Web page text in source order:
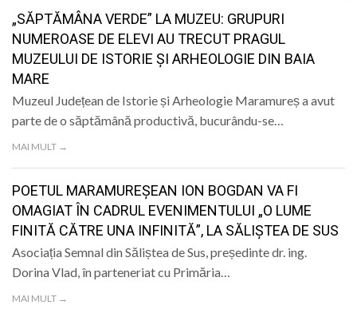
„SĂPTĂMÂNA VERDE” LA MUZEU: GRUPURI
NUMEROASE DE ELEVI AU TRECUT PRAGUL
MUZEULUI DE ISTORIE ȘI ARHEOLOGIE DIN BAIA
MARE
Muzeul Județean de Istorie și Arheologie Maramureș a avut
parte de o săptămână productivă, bucurându-se…
MAI MULT →
POETUL MARAMUREȘEAN ION BOGDAN VA FI
OMAGIAT ÎN CADRUL EVENIMENTULUI „O LUME
FINITĂ CĂTRE UNA INFINITĂ”, LA SĂLIȘTEA DE SUS
Asociația Semnal din Săliștea de Sus, președinte dr. ing.
Dorina Vlad, în parteneriat cu Primăria…
MAI MULT →